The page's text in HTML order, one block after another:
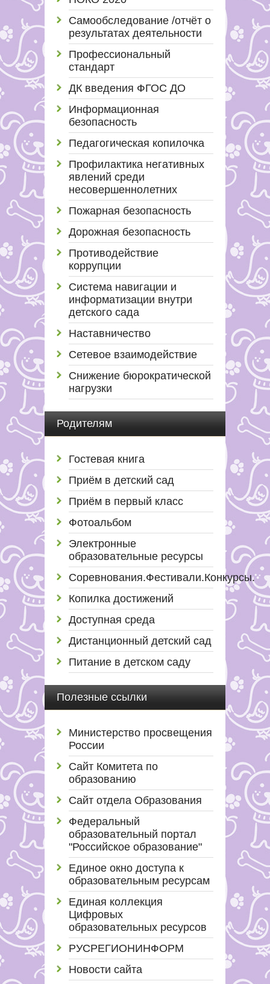
Самообследование /отчёт о
результатах деятельности
Профессиональный
стандарт
ДК введения ФГОС ДО
Информационная
безопасность
Педагогическая копилочка
Профилактика негативных
явлений среди
несовершеннолетних
Пожарная безопасность
Дорожная безопасность
Противодействие
коррупции
Система навигации и
информатизации внутри
детского сада
Наставничество
Сетевое взаимодействие
Снижение бюрократической
нагрузки
Родителям
Гостевая книга
Приём в детский сад
Приём в первый класс
Фотоальбом
Электронные
образовательные ресурсы
Соревнования.Фестивали.Конкурсы.
Копилка достижений
Доступная среда
Дистанционный детский сад
Питание в детском саду
Полезные ссылки
Министерство просвещения
России
Сайт Комитета по
образованию
Сайт отдела Образования
Федеральный
образовательный портал
"Российское образование"
Единое окно доступа к
образовательным ресурсам
Единая коллекция
Цифровых
образовательных ресурсов
РУСРЕГИОНИНФОРМ
Новости сайта